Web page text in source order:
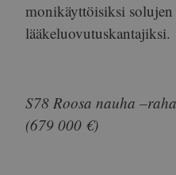
monikäyttöisiksi solujen
lääkeluovutuskantajiksi.
S78 Roosa nauha
(679 000 €)